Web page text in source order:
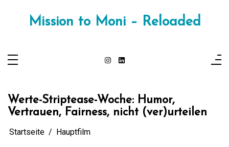
Mission to Moni – Reloaded
Werte-Striptease-Woche: Humor,
Vertrauen, Fairness, nicht (ver)urteilen
Startseite Hauptfilm